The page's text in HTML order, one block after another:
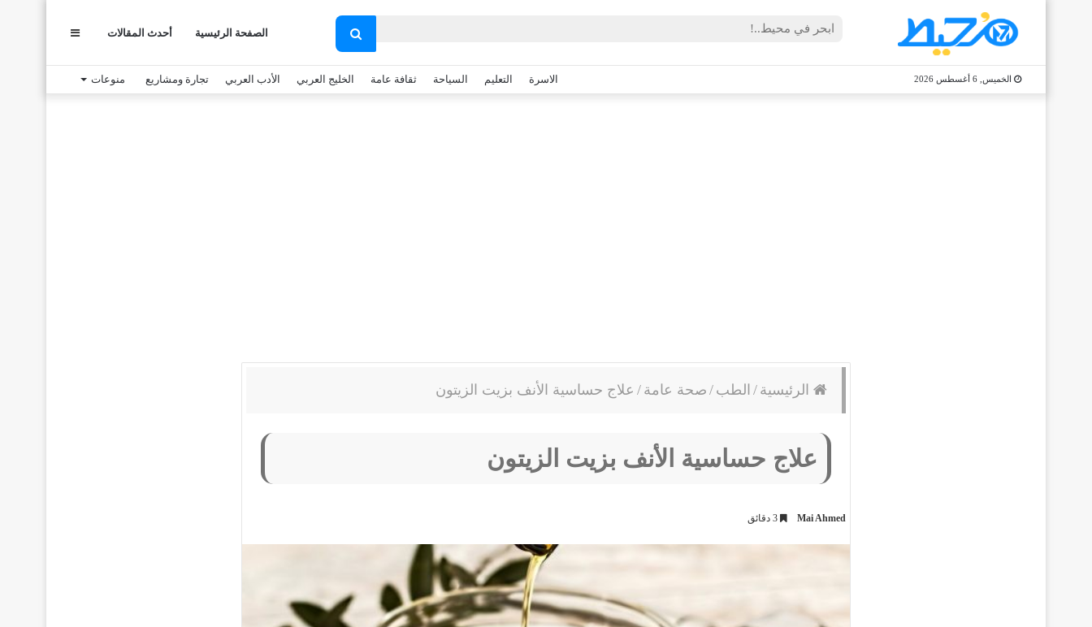
بحث
عن
الصفحة الرئيسية أحدث المقالات
الخميس, 6 أغسطس 2026 الاسرة التعليم السياحة ثقافة عامة الخليج العربي الأدب العربي تجارة ومشاريع منوعات
الرئيسية / الطب / صحة عامة / علاج حساسية الأنف بزيت الزيتون
علاج حساسية الأنف بزيت الزيتون
Mai Ahmed